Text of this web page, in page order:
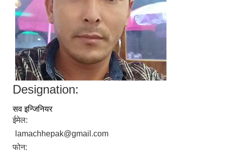
Designation:
सव इन्जिनियर
ईमेल:
lamachhepak@gmail.com
फोन: